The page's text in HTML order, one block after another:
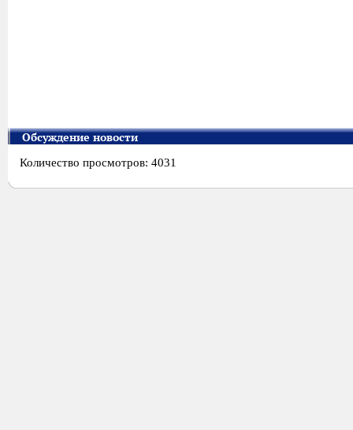
Обсуждение новости
Количество просмотров: 4031